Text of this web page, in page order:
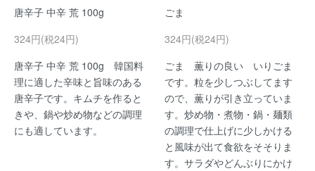
唐辛子 中辛 荒 100g
324円(税24円)
唐辛子 中辛 荒 100g 韓国料
理に適した辛味と旨味のある
唐辛子です。キムチを作ると
きや、鍋や炒め物などの調理
にも適しています。
ごま
324円(税24円)
ごま 薫りの良い いりごま
です。粒を少しつぶしてます
ので、薫りが引き立っていま
す。炒め物・煮物・鍋・麺類
の調理で仕上げに少しかける
と風味が出て食欲をそそりま
す。サラダやどんぶりにかけ